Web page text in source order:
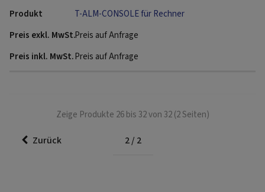
T-ALM-CONSOLE für Rechner
Preis auf Anfrage
Preis auf Anfrage
Zeige Produkte 26 bis 32 von 32 (2 Seiten)
Zurück 2 / 2